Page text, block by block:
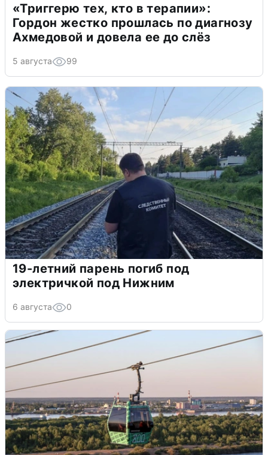
«Триггерю тех, кто в терапии»:
Гордон жестко прошлась по диагнозу
Ахмедовой и довела ее до слёз
5 августа 99
19-летний парень погиб под
электричкой под Нижним
6 августа 0